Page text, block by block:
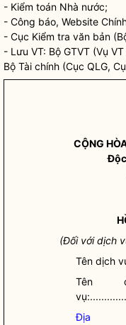
- Kiểm toán Nhà nước;
- Công báo, Website
- Cục Kiểm tra văn bản
- Lưu VT: Bộ GTVT (Vụ
Bộ Tài chính (Cục QLG,
CỘNG
(Đối với dịch
Tên
Tên
Địa